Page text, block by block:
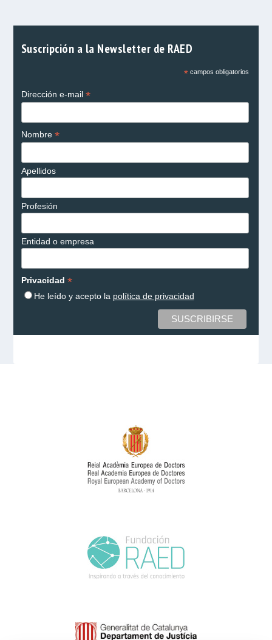
Suscripción a la Newsletter de RAED
*campos obligatorios
Dirección e-mail *
Nombre *
Apellidos
Profesión
Entidad o empresa
Privacidad *
He leído y acepto la política de privacidad